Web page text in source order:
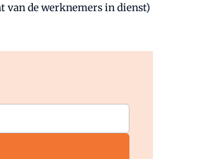
van de werknemers in dienst)